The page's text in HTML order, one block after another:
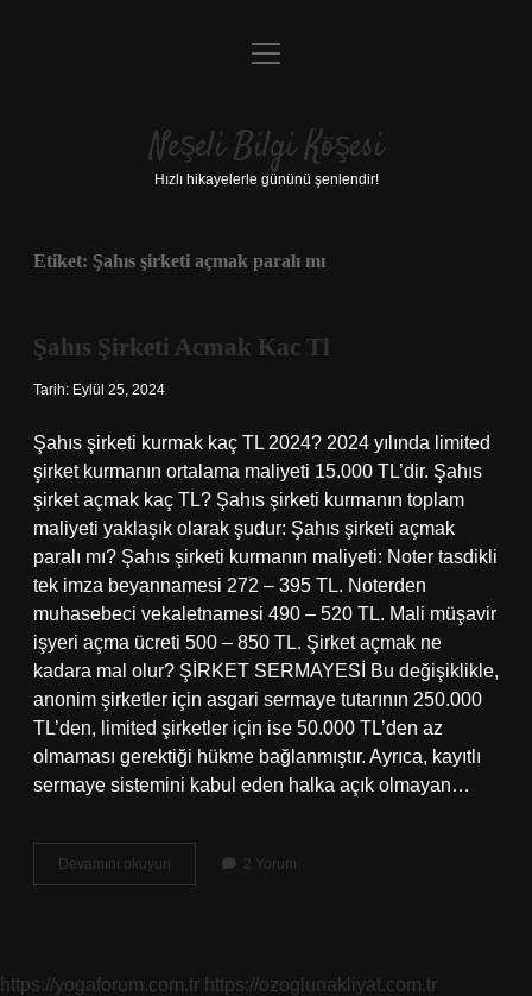
Anasayfa
Yasal Uyarı
menüyü
Neşeli Bilgi Köşesi
Hızlı hikayelerle gününü şenlendir!
Etiket: Şahıs şirketi açmak paralı mı
Şahıs Şirketi Acmak Kac Tl
Tarih: Eylül 25, 2024
Şahıs şirketi kurmak kaç TL 2024? 2024 yılında limited
şirket kurmanın ortalama maliyeti 15.000 TL’dir. Şahıs
şirket açmak kaç TL? Şahıs şirketi kurmanın toplam
maliyeti yaklaşık olarak şudur: Şahıs şirketi açmak
paralı mı? Şahıs şirketi kurmanın maliyeti: Noter tasdikli
tek imza beyannamesi 272 – 395 TL. Noterden
muhasebeci vekaletnamesi 490 – 520 TL. Mali müşavir
işyeri açma ücreti 500 – 850 TL. Şirket açmak ne
kadara mal olur? ŞİRKET SERMAYESİ Bu değişiklikle,
anonim şirketler için asgari sermaye tutarının 250.000
TL’den, limited şirketler için ise 50.000 TL’den az
olmaması gerektiği hükme bağlanmıştır. Ayrıca, kayıtlı
sermaye sistemini kabul eden halka açık olmayan…
Devamını okuyun
Şirketi
2 Yorum
https://yogaforum.com.tr https://ozoglunakliyat.com.tr